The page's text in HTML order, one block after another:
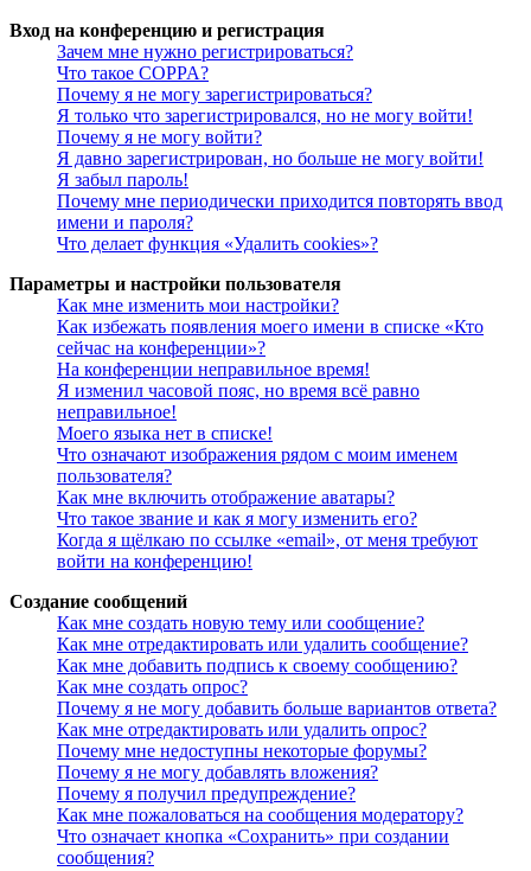
Вход на конференцию и регистрация
Зачем мне нужно регистрироваться?
Что такое COPPA?
Почему я не могу зарегистрироваться?
Я только что зарегистрировался, но не могу войти!
Почему я не могу войти?
Я давно зарегистрирован, но больше не могу войти!
Я забыл пароль!
Почему мне периодически приходится повторять ввод
имени и пароля?
Что делает функция «Удалить cookies»?
Параметры и настройки пользователя
Как мне изменить мои настройки?
Как избежать появления моего имени в списке «Кто
сейчас на конференции»?
На конференции неправильное время!
Я изменил часовой пояс, но время всё равно
неправильное!
Моего языка нет в списке!
Что означают изображения рядом с моим именем
пользователя?
Как мне включить отображение аватары?
Что такое звание и как я могу изменить его?
Когда я щёлкаю по ссылке «email», от меня требуют
войти на конференцию!
Создание сообщений
Как мне создать новую тему или сообщение?
Как мне отредактировать или удалить сообщение?
Как мне добавить подпись к своему сообщению?
Как мне создать опрос?
Почему я не могу добавить больше вариантов ответа?
Как мне отредактировать или удалить опрос?
Почему мне недоступны некоторые форумы?
Почему я не могу добавлять вложения?
Почему я получил предупреждение?
Как мне пожаловаться на сообщения модератору?
Что означает кнопка «Сохранить» при создании
сообщения?